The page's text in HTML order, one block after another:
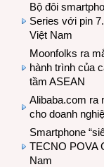
Bộ đôi
Series với pin
Việt Nam
Moonfolks ra
hành trình của
tầm ASEAN
Alibaba.com ra
cho doanh
Smartphone
TECNO POVA
Nam